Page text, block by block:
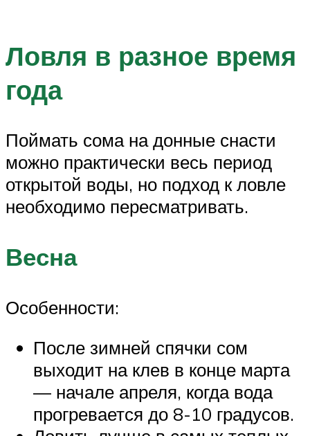
Ловля в разное время
года
Поймать сома на донные снасти
можно практически весь период
открытой воды, но подход к ловле
необходимо пересматривать.
Весна
Особенности:
После зимней спячки сом
выходит на клев в конце марта
— начале апреля, когда вода
прогревается до 8-10 градусов.